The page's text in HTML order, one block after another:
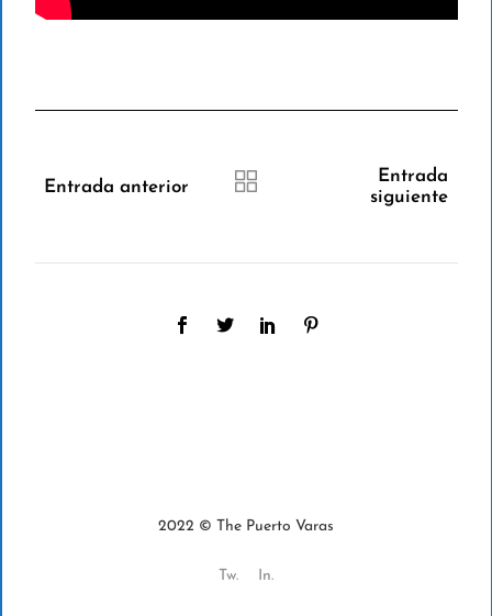
Entrada anterior
Entrada
siguiente
2022 © The Puerto Varas
Tw. In.